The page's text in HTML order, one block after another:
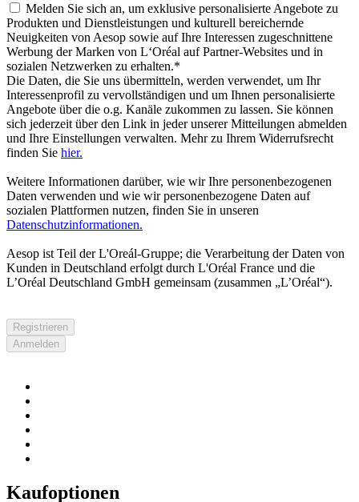
Melden Sie sich an, um exklusive personalisierte Angebote zu
Produkten und Dienstleistungen und kulturell bereichernde
Neuigkeiten von Aesop sowie auf Ihre Interessen zugeschnittene
Werbung der Marken von L‘Oréal auf Partner-Websites und in
sozialen Netzwerken zu erhalten.*
Die Daten, die Sie uns übermitteln, werden verwendet, um Ihr
Interessenprofil zu vervollständigen und um Ihnen personalisierte
Angebote über die o.g. Kanäle zukommen zu lassen. Sie können
sich jederzeit über den Link in jeder unserer Mitteilungen abmelden
und Ihre Einstellungen verwalten. Mehr zu Ihrem Widerrufsrecht
finden Sie hier.
Weitere Informationen darüber, wie wir Ihre personenbezogenen
Daten verwenden und wie wir personenbezogene Daten auf
sozialen Plattformen nutzen, finden Sie in unseren
Datenschutzinformationen.
Aesop ist Teil der L'Oreál-Gruppe; die Verarbeitung der Daten von
Kunden in Deutschland erfolgt durch L'Oréal France und die
L’Oréal Deutschland GmbH gemeinsam (zusammen „L’Oréal“).
Registrieren
Anmelden
Kaufoptionen